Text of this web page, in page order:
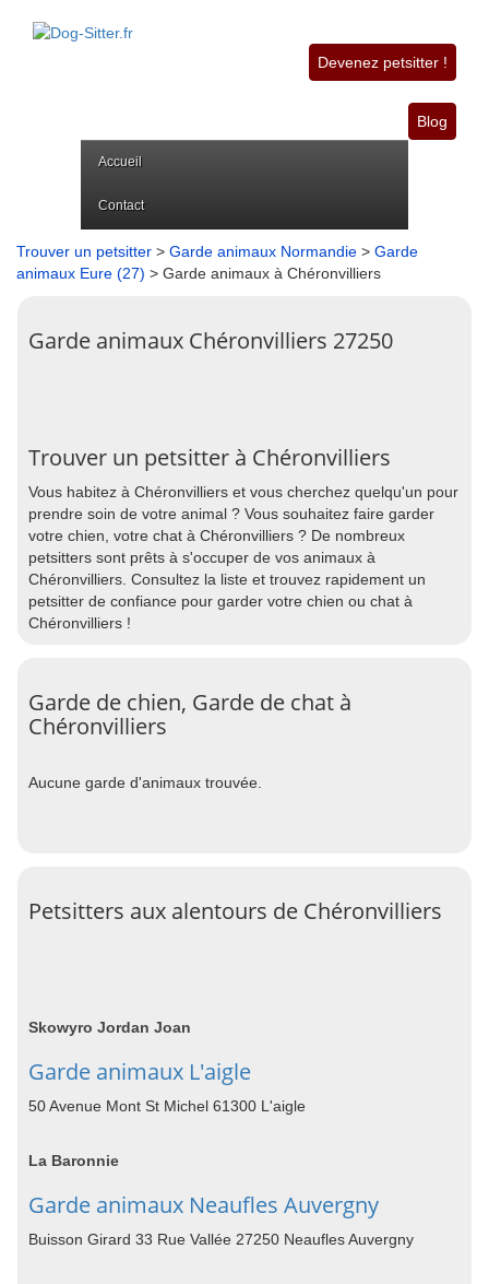
Devenez petsitter !
Blog
Accueil
Contact
Trouver un petsitter > Garde animaux Normandie > Garde
animaux Eure (27) > Garde animaux à Chéronvilliers
Garde animaux Chéronvilliers 27250
Trouver un petsitter à Chéronvilliers
Vous habitez à Chéronvilliers et vous cherchez quelqu'un pour
prendre soin de votre animal ? Vous souhaitez faire garder
votre chien, votre chat à Chéronvilliers ? De nombreux
petsitters sont prêts à s'occuper de vos animaux à
Chéronvilliers. Consultez la liste et trouvez rapidement un
petsitter de confiance pour garder votre chien ou chat à
Chéronvilliers !
Garde de chien, Garde de chat à
Chéronvilliers
Aucune garde d'animaux trouvée.
Petsitters aux alentours de Chéronvilliers
Skowyro Jordan Joan
Garde animaux L'aigle
50 Avenue Mont St Michel 61300 L'aigle
La Baronnie
Garde animaux Neaufles Auvergny
Buisson Girard 33 Rue Vallée 27250 Neaufles Auvergny